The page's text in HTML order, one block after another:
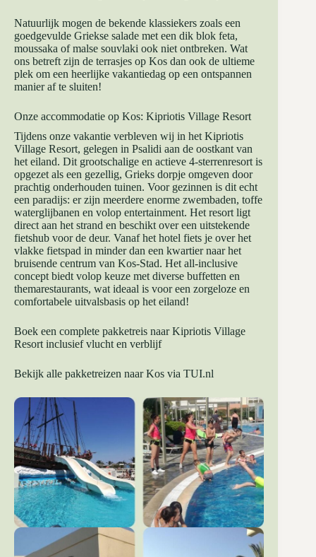
Natuurlijk mogen de bekende klassiekers zoals een
goedgevulde Griekse salade met een dik blok feta,
moussaka of malse souvlaki ook niet ontbreken. Wat
ons betreft zijn de terrasjes op Kos dan ook de ultieme
plek om een heerlijke vakantiedag op een ontspannen
manier af te sluiten!
Onze accommodatie op Kos: Kipriotis Village Resort
Tijdens onze vakantie verbleven wij in het Kipriotis
Village Resort, gelegen in Psalidi aan de oostkant van
het eiland. Dit grootschalige en actieve 4-sterrenresort is
opgezet als een gezellig, Grieks dorpje omgeven door
prachtig onderhouden tuinen. Voor gezinnen is dit echt
een paradijs: er zijn meerdere enorme zwembaden, toffe
waterglijbanen en volop entertainment. Het resort ligt
direct aan het strand en beschikt over een uitstekende
fietshub voor de deur. Vanaf het hotel fiets je over het
vlakke fietspad in minder dan een kwartier naar het
bruisende centrum van Kos-Stad. Het all-inclusive
concept biedt volop keuze met diverse buffetten en
themarestaurants, wat ideaal is voor een zorgeloze en
comfortabele uitvalsbasis op het eiland!
Boek een complete pakketreis naar Kipriotis Village
Resort inclusief vlucht en verblijf
Bekijk alle pakketreizen naar Kos via TUI.nl